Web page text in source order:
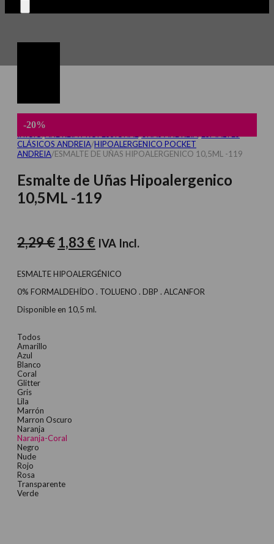
-20%
CLÁSICOS ANDREIA/HIPOALERGENICO POCKET
ANDREIA/ESMALTE DE UÑAS HIPOALERGENICO 10,5ML -119
Esmalte de Uñas Hipoalergenico
10,5ML -119
2,29€ El
original
era:
2,29 €.
1,83 € El
actual
es:
1,83 €.
IVA Incl.
ESMALTE HIPOALERGÉNICO
0% FORMALDEHÍDO . TOLUENO . DBP . ALCANFOR
Disponible en 10,5 ml.
Todos
Amarillo
Azul
Blanco
Coral
Glitter
Gris
Lila
Marrón
Marron Oscuro
Naranja
Naranja-Coral
Negro
Nude
Rojo
Rosa
Transparente
Verde